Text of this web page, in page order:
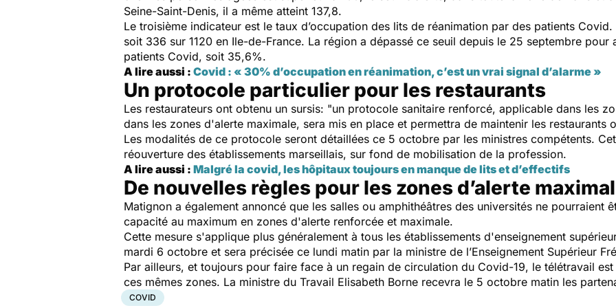
Seine-Saint-Denis, il a même atteint 137,8.
Le troisième indicateur est le taux d’occupation des lits de réanimation par des patients
soit 336 sur 1120 en Ile-de-France. La région a dépassé ce seuil depuis le 25 septembre
patients Covid, soit 35,6%.
A lire aussi : Covid : « 30% d’occupation en réanimation, c’est un vrai signal d’alarme »
Un protocole particulier pour les restaurants
Les restaurateurs ont obtenu un sursis: "un protocole sanitaire renforcé, applicable dans les
dans les zones d'alerte maximale, sera mis en place et permettra de maintenir les restaurants
Les modalités de ce protocole seront détaillées ce 5 octobre par les ministres compétents.
réouverture des établissements marseillais, sur fond de mobilisation de la profession.
A lire aussi : Malgré la covid, les hôpitaux toujours en manque de lits et d’effectifs
De nouvelles règles pour les zones d’alerte
Matignon a également annoncé que les salles ou amphithéâtres des universités ne pourraient
capacité au maximum en zones d'alerte renforcée et maximale.
Cette mesure s'applique plus généralement à tous les établissements d'enseignement
mardi 6 octobre et sera précisée ce lundi matin par la ministre de l’Enseignement Supérieur
Par ailleurs, et toujours pour faire face à un regain de circulation du Covid-19, le télétravail
ces mêmes zones. La ministre du Travail Elisabeth Borne recevra le 5 octobre matin les
COVID